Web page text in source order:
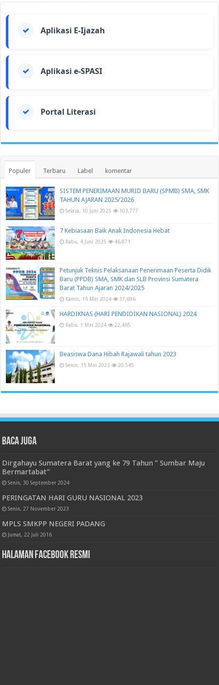
Aplikasi E-Ijazah
Aplikasi e-SPASI
Portal Literasi
Populer Terbaru Label komentar
SISTEM PENERIMAAN MURID BARU (SPMB) SMA, SMK
TAHUN AJARAN 2025/2026
Selasa, 10 Juni 2025 103,777
7 Kebiasaan Baik Anak Indonesia Hebat
Rabu, 4 Juni 2025 46,871
Petunjuk Teknis Pelaksanaan Penerimaan Peserta Didik
Baru (PPDB) SMA, SMK dan SLB Provinsi Sumatera
Barat Tahun Ajaran 2024/2025
Kamis, 16 Mei 2024 37,696
HARDIKNAS (HARI PENDIDIKAN NASIONAL) 2024
Rabu, 1 Mei 2024 22,465
Beasiswa Dana Hibah Rajawali tahun 2023
Senin, 15 Mei 2023 20,545
Baca juga
Dirgahayu Sumatera Barat yang ke 79 Tahun ” Sumbar Maju
Bermartabat”
Senin, 30 September 2024
PERINGATAN HARI GURU NASIONAL 2023
Senin, 27 November 2023
MPLS SMKPP NEGERI PADANG
Jumat, 22 Juli 2016
Halaman Facebook Resmi